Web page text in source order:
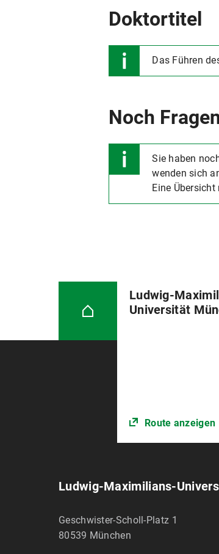
Doktortitel
Das Führen
Noch
Sie haben
wenden sich
Eine
Ludwig-
Universität
Route anzeigen
Ludwig-Maximilians-
Geschwister-Scholl-Platz 1
80539 München